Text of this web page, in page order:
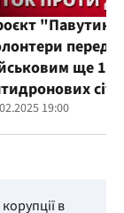
ще
19:00
в